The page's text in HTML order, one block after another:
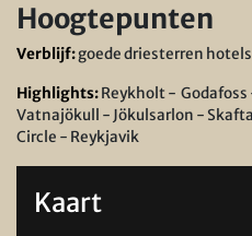
Hoogtepunten
Verblijf:goede driesterren
Highlights:Reykholt -
Vatnajökull - Jökulsarlon -
Circle - Reykjavik
Kaart